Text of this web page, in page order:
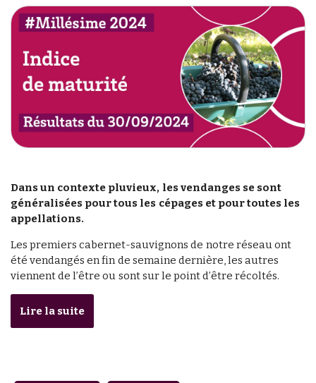
Dans un contexte pluvieux, les vendanges se sont
généralisées pour tous les cépages et pour toutes les
appellations.
Les premiers cabernet-sauvignons de notre réseau ont
été vendangés en fin de semaine dernière, les autres
viennent de l’être ou sont sur le point d’être récoltés.
Lire la suite